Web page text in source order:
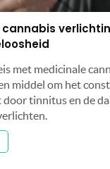
met medicinale
middel om het
tinnitus en de